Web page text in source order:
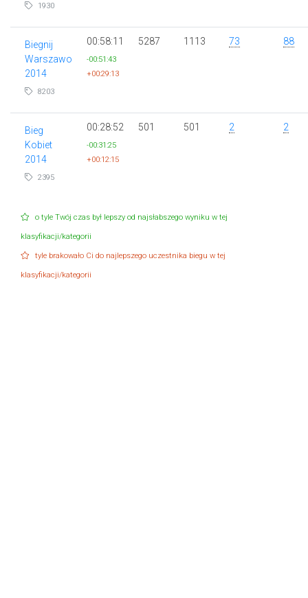
1930
Biegnij
Warszawo
2014
8203
00:58:11
-00:51:43
+00:29:13
5287 1113 73 88
Bieg
Kobiet
2014
2395
00:28:52
-00:31:25
+00:12:15
501 501 2 2
o tyle Twój czas był lepszy od najsłabszego wyniku w tej
klasyfikacji/kategorii
tyle brakowało Ci do najlepszego uczestnika biegu w tej
klasyfikacji/kategorii